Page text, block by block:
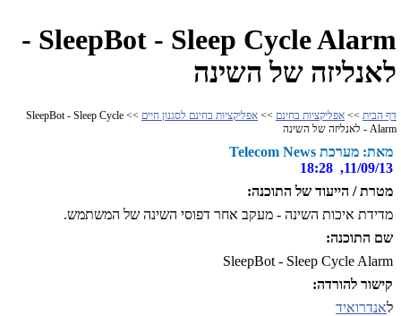
SleepBot - Sleep Cycle Alarm -
לאנליזה של השינה
דף הבית >> אפליקציות בחינם >> אפליקציות בחינם לסגנון חיים
>> SleepBot - Sleep Cycle
Alarm - לאנליזה של השינה
מאת: מערכת Telecom News
11/09/13, 18:28
מטרת / הייעוד של התוכנה:
מדידת איכות השינה - מעקב אחר דפוסי השינה של המשתמש.
שם התוכנה:
SleepBot - Sleep Cycle Alarm
קישור להורדה:
לאנדרואיד